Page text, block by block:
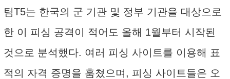
팀T5는 한국의 군 기관 및 정부 기관을 대상으로
한 이 피싱 공격이 적어도 올해 1월부터 시작된
것으로 분석했다. 여러 피싱 사이트를 이용해 표
적의 자격 증명을 훔쳤으며, 피싱 사이트들은 오